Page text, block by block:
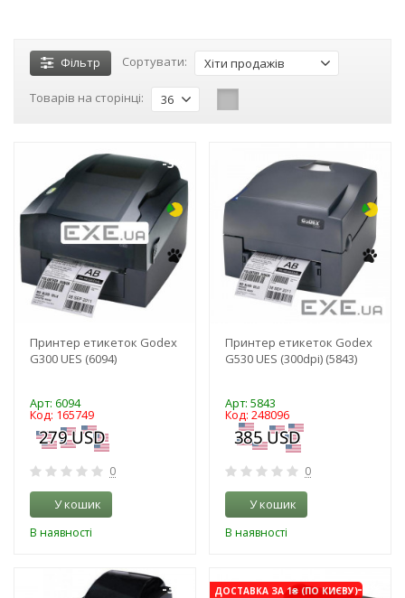
Фільтр Сортувати: Хіти продажів
Товарів на сторінці: 36
-3%
Принтер етикеток Godex
G300 UES (6094)
Арт: 6094
Код: 165749
0
У кошик
В наявності
-3%
Принтер етикеток Godex
G530 UES (300dpi) (5843)
Арт: 5843
Код: 248096
0
У кошик
В наявності
-3% ДОСТАВКА ЗА 1₴ (ПО КИЄВУ)-3%